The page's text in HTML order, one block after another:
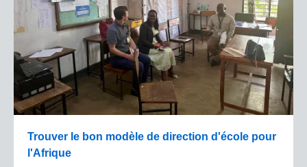
Trouver le bon modèle de direction d'école pour
l'Afrique